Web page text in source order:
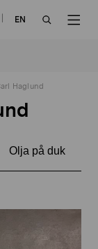
EN
Haglund
Olja på duk